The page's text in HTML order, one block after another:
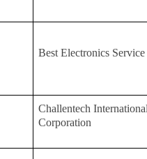
Best Electronics Service
Challentech
Corporation